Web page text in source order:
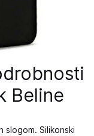
Beline
slogom. Silikonski